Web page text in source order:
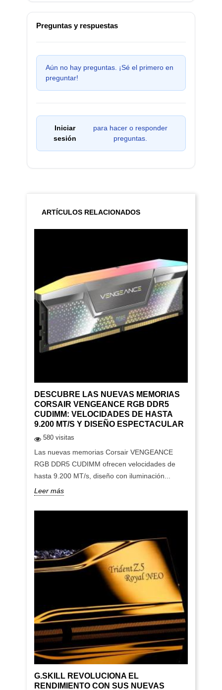
Preguntas y respuestas
Aún no hay preguntas. ¡Sé el primero en
preguntar!
Iniciar
sesión
para hacer o responder
preguntas.
ARTÍCULOS RELACIONADOS
DESCUBRE LAS NUEVAS MEMORIAS
CORSAIR VENGEANCE RGB DDR5
CUDIMM: VELOCIDADES DE HASTA
9.200 MT/S Y DISEÑO ESPECTACULAR
580 visitas
Las nuevas memorias Corsair VENGEANCE
RGB DDR5 CUDIMM ofrecen velocidades de
hasta 9.200 MT/s, diseño con iluminación...
Leer más
G.SKILL REVOLUCIONA EL
RENDIMIENTO CON SUS NUEVAS